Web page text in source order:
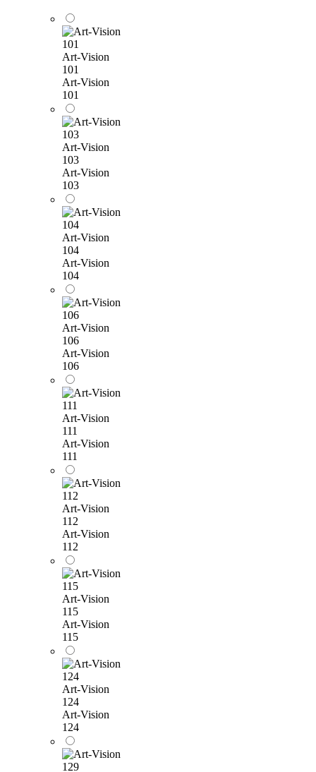
Art-Vision
101
Art-Vision
101
Art-Vision
103
Art-Vision
103
Art-Vision
104
Art-Vision
104
Art-Vision
106
Art-Vision
106
Art-Vision
111
Art-Vision
111
Art-Vision
112
Art-Vision
112
Art-Vision
115
Art-Vision
115
Art-Vision
124
Art-Vision
124